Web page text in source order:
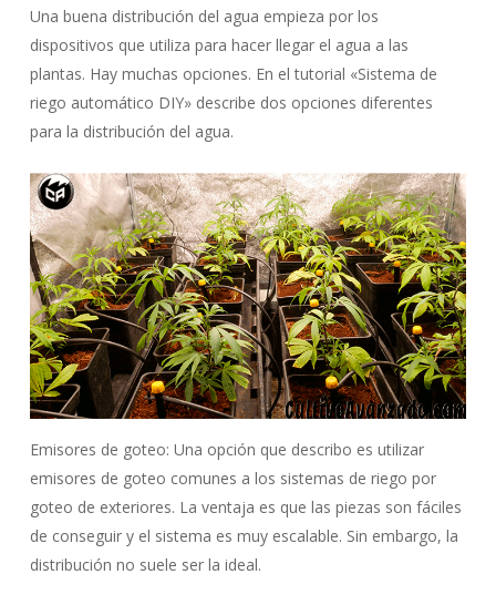
Una buena distribución del agua empieza por los
dispositivos que utiliza para hacer llegar el agua a las
plantas. Hay muchas opciones. En el tutorial «Sistema de
riego automático DIY» describe dos opciones diferentes
para la distribución del agua.
Emisores de goteo: Una opción que describo es utilizar
emisores de goteo comunes a los sistemas de riego por
goteo de exteriores. La ventaja es que las piezas son fáciles
de conseguir y el sistema es muy escalable. Sin embargo, la
distribución no suele ser la ideal.